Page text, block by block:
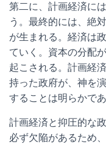
第二に、計画経済に
う。最終的には、絶
が生まれる。経済は
ていく。資本の分配
起こされる。計画経
持った政府が、神を
することは明らかであ
計画経済と抑圧的な
必ず欠陥があるため